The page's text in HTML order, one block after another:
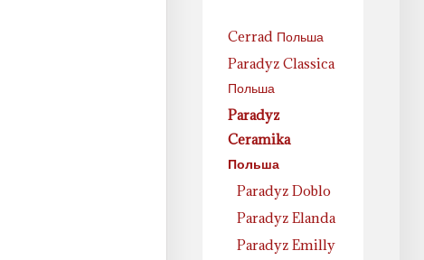
Cerrad Польша
Paradyz Classica
Польша
Paradyz
Ceramika
Польша
Paradyz Doblo
Paradyz Elanda
Paradyz Emilly